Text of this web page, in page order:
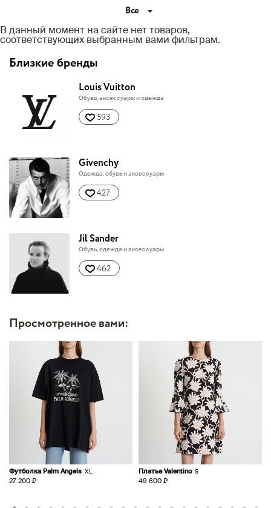
Все
В данный момент на сайте нет товаров,
соответствующих выбранным вами фильтрам.
Близкие бренды
Louis Vuitton
Обувь, аксессуары и одежда
593
Givenchy
Одежда, обувь и аксессуары
427
Jil Sander
Обувь, одежда и аксессуары
462
Просмотренное вами:
Футболка Palm Angels XL
27 200 ₽
Платье Valentino S
49 600 ₽